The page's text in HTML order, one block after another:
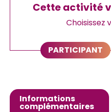
Cette activité
Choisissez
PARTICIPANT
Informations
complémentaires